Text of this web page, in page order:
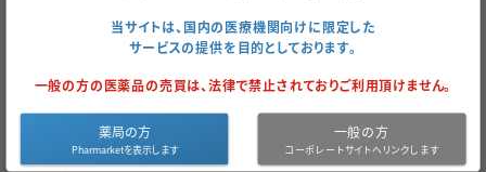
シダトレンスギ花粉舌下液２００ＪＡＵ／ｍＬボトル
1瓶 （1瓶×1）
鳥居薬品
2021年3月まで
温度管理品
買取対象外
当サイトは、国内の医療機関向けに限定した
サービスの提供を目的としております。
一般の方の医薬品の売買は、法律で禁止されておりご利用頂けません。
薬局の方 一般の方